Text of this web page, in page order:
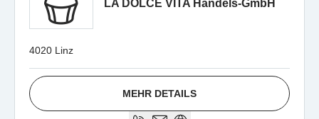
LA DOLCE VITA Handels-GmbH
4020 Linz
MEHR DETAILS